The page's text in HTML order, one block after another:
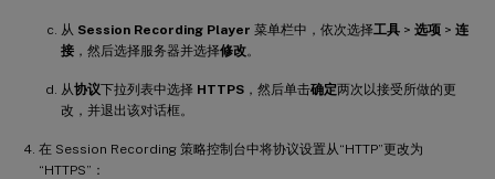
从 Session Recording Player 菜单栏中，依次选择工具 > 选项 > 连
接 ，然后选择服务器并选择修改。
从协议下拉列表中选择 HTTPS ，然后单击确定两次以接受所做的更
改，并退出该对话框。
在 Session Recording 策略控制台中将协议设置从“HTTP”更改为
“HTTPS”：